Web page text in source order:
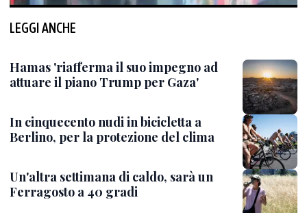
LEGGI ANCHE
Hamas 'riafferma il suo impegno ad
attuare il piano Trump per Gaza'
In cinquecento nudi in bicicletta a
Berlino, per la protezione del clima
Un'altra settimana di caldo, sarà un
Ferragosto a 40 gradi